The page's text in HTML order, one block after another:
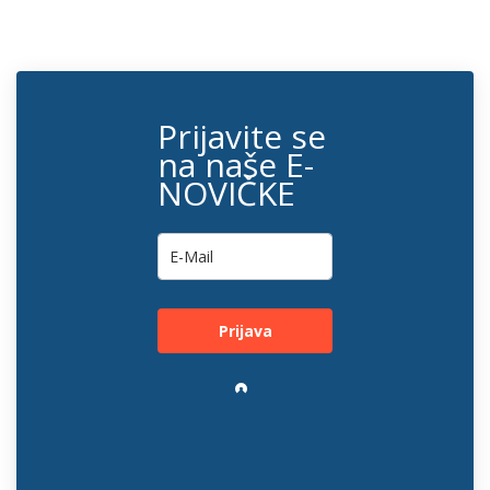
Prijavite se
na naše E-
NOVIČKE
Prijava